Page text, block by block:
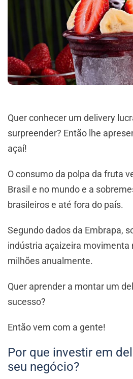
Quer conhecer um delivery
surpreender? Então lhe
açaí!
O consumo da polpa da fruta
Brasil e no mundo e a
brasileiros e até fora do país.
Segundo dados da Embrapa,
indústria açaizeira movimenta
milhões anualmente.
Quer aprender a montar um
sucesso?
Então vem com a gente!
Por que investir em
seu negócio?